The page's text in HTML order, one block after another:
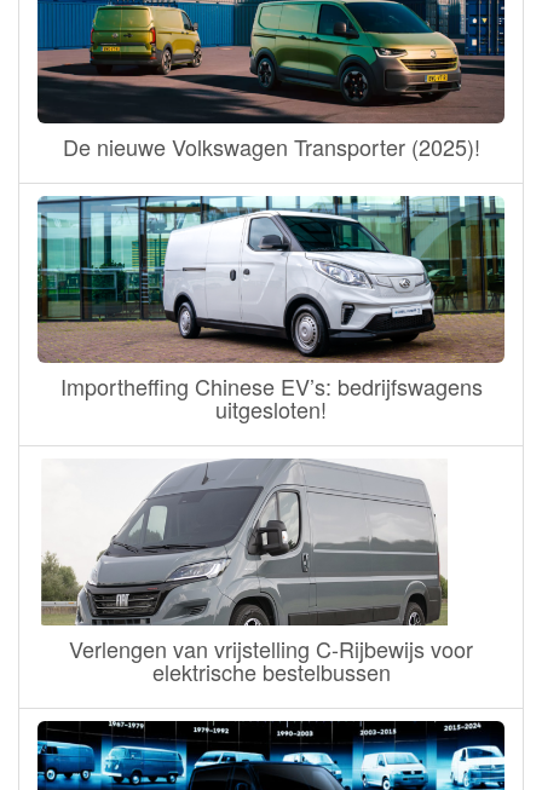
De nieuwe Volkswagen Transporter (2025)!
Importheffing Chinese EV’s: bedrijfswagens
uitgesloten!
Verlengen van vrijstelling C-Rijbewijs voor
elektrische bestelbussen